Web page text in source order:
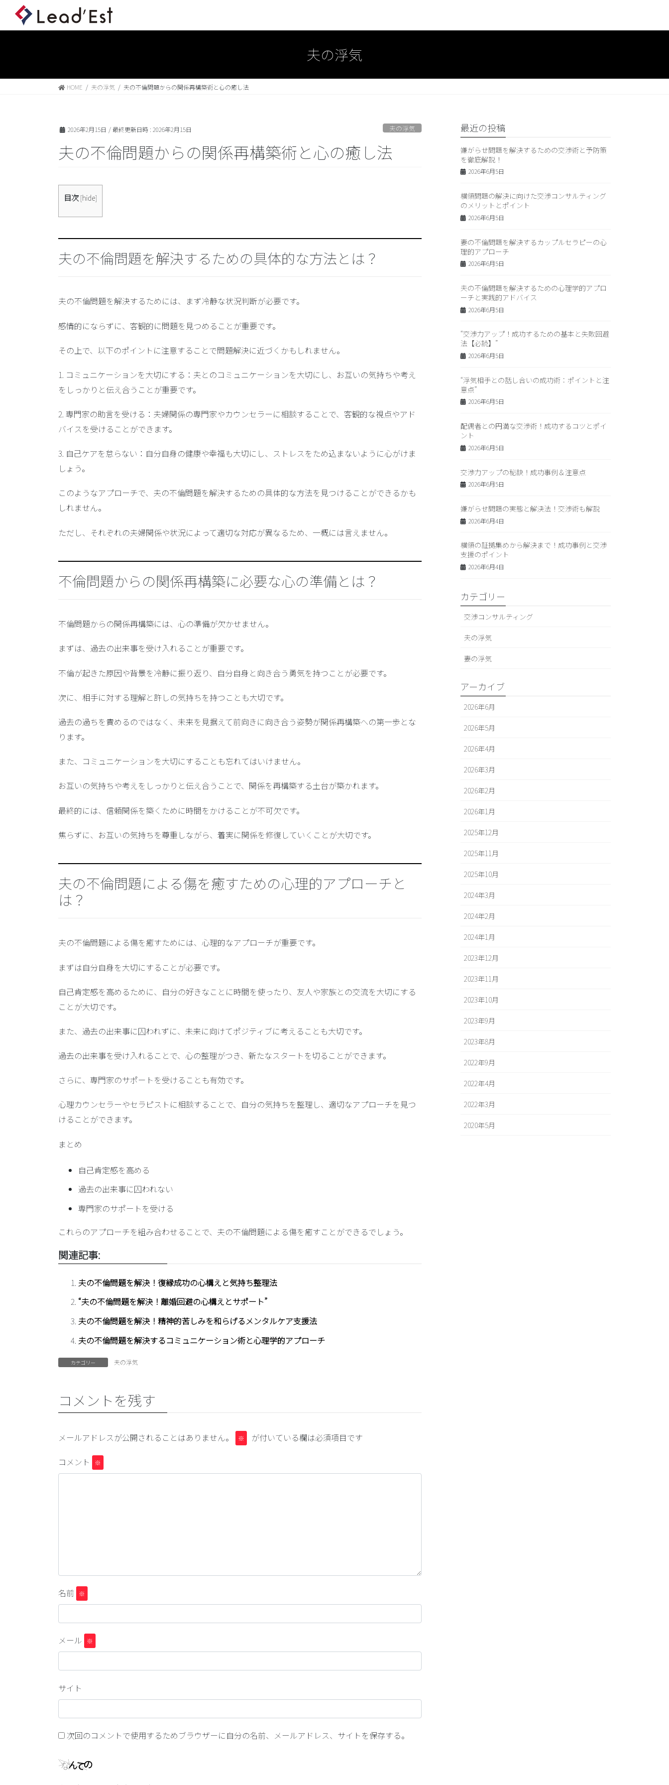
夫の浮気
HOME 夫の浮気 夫の不倫問題からの関係再構築術と心の癒し法
2026年2月15日 / 最終更新日時 : 2026年2月15日 夫の浮気
夫の不倫問題からの関係再構築術と心の癒し法
目次 [hide]
夫の不倫問題を解決するための具体的な方法とは？
夫の不倫問題を解決するためには、まず冷静な状況判断が必要です。
感情的にならずに、客観的に問題を見つめることが重要です。
その上で、以下のポイントに注意することで問題解決に近づくかもしれません。
1. コミュニケーションを大切にする ：夫とのコミュニケーションを大切にし、お互いの気持ちや考え
をしっかりと伝え合うことが重要です。
2. 専門家の助言を受ける ：夫婦関係の専門家やカウンセラーに相談することで、客観的な視点やアド
バイスを受けることができます。
3. 自己ケアを怠らない ：自分自身の健康や幸福も大切にし、ストレスをため込まないように心がけま
しょう。
このようなアプローチで、夫の不倫問題を解決するための具体的な方法を見つけることができるかも
しれません。
ただし、それぞれの夫婦関係や状況によって適切な対応が異なるため、一概には言えません。
不倫問題からの関係再構築に必要な心の準備とは？
不倫問題からの関係再構築には、心の準備が欠かせません。
まずは、 過去の出来事を受け入れる ことが重要です。
不倫が起きた原因や背景を冷静に振り返り、 自分自身と向き合う勇気を持つ ことが必要です。
次に、 相手に対する理解と許しの気持ちを持つことも大切です。
過去の過ちを責めるのではなく、 未来を見据えて前向きに向き合う姿勢が関係再構築への第一歩とな
ります。
また、 コミュニケーションを大切にする ことも忘れてはいけません。
お互いの気持ちや考えをしっかりと伝え合うことで、関係を再構築する土台が築かれます。
最終的には、 信頼関係を築くために時間をかける ことが不可欠です。
焦らずに、お互いの気持ちを尊重しながら、着実に関係を修復していくことが大切です。
夫の不倫問題による傷を癒すための心理的アプローチと
は？
夫の不倫問題による傷を癒すためには、心理的なアプローチが重要です。
まずは自分自身を大切にすることが必要です。
自己肯定感を高めるために、自分の好きなことに時間を使ったり、友人や家族との交流を大切にする
ことが大切です。
また、過去の出来事に囚われずに、未来に向けてポジティブに考えることも大切です。
過去の出来事を受け入れることで、心の整理がつき、新たなスタートを切ることができます。
さらに、専門家のサポートを受けることも有効です。
心理カウンセラーやセラピストに相談することで、自分の気持ちを整理し、適切なアプローチを見つ
けることができます。
まとめ
自己肯定感を高める
過去の出来事に囚われない
専門家のサポートを受ける
これらのアプローチを組み合わせることで、夫の不倫問題による傷を癒すことができるでしょう。
関連記事:
夫の不倫問題を解決！復縁成功の心構えと気持ち整理法
“夫の不倫問題を解決！離婚回避の心構えとサポート”
夫の不倫問題を解決！精神的苦しみを和らげるメンタルケア支援法
夫の不倫問題を解決するコミュニケーション術と心理学的アプローチ
カテゴリー 夫の浮気
コメントを残す
メールアドレスが公開されることはありません。 ※ が付いている欄は必須項目です
コメント ※
名前 ※
メール ※
サイト
次回のコメントで使用するためブラウザーに自分の名前、メールアドレス、サイトを保存する。
最近の投稿
嫌がらせ問題を解決するための交渉術と予防策
を徹底解説！
2026年6月5日
横領問題の解決に向けた交渉コンサルティング
のメリットとポイント
2026年6月5日
妻の不倫問題を解決するカップルセラピーの心
理的アプローチ
2026年6月5日
夫の不倫問題を解決するための心理学的アプロ
ーチと実践的アドバイス
2026年6月5日
“交渉力アップ！成功するための基本と失敗回避
法【必読】”
2026年6月5日
“浮気相手との話し合いの成功術：ポイントと注
意点”
2026年6月5日
配偶者との円満な交渉術！成功するコツとポイ
ント
2026年6月5日
交渉力アップの秘訣！成功事例＆注意点
2026年6月5日
嫌がらせ問題の実態と解決法！交渉術も解説
2026年6月4日
横領の証拠集めから解決まで！成功事例と交渉
支援のポイント
2026年6月4日
カテゴリー
交渉コンサルティング
夫の浮気
妻の浮気
アーカイブ
2026年6月
2026年5月
2026年4月
2026年3月
2026年2月
2026年1月
2025年12月
2025年11月
2025年10月
2024年3月
2024年2月
2024年1月
2023年12月
2023年11月
2023年10月
2023年9月
2023年8月
2022年9月
2022年4月
2022年3月
2020年5月